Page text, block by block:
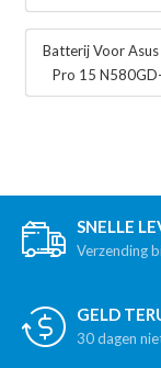
Batterij Voor
Pro 15
SNELLE
Verzending
GELD
30 dagen